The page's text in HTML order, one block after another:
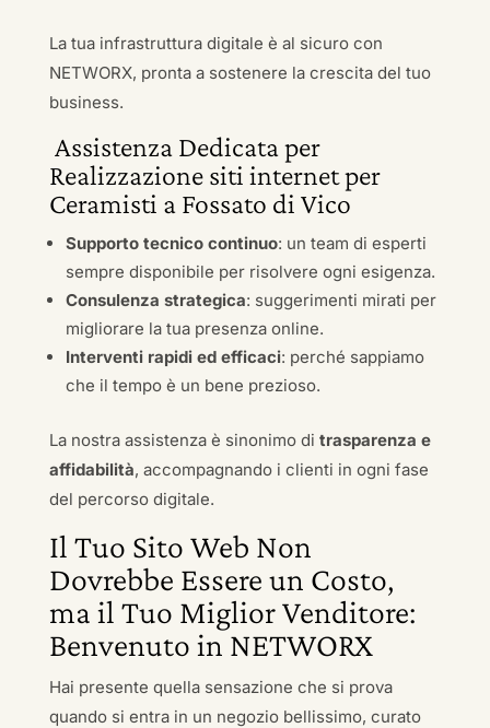
La tua infrastruttura digitale è al sicuro con
NETWORX, pronta a sostenere la crescita del tuo
business.
Assistenza Dedicata per
Realizzazione siti internet per
Ceramisti a Fossato di Vico
Supporto tecnico continuo: un team di esperti
sempre disponibile per risolvere ogni esigenza.
Consulenza strategica: suggerimenti mirati per
migliorare la tua presenza online.
Interventi rapidi ed efficaci: perché sappiamo
che il tempo è un bene prezioso.
La nostra assistenza è sinonimo di trasparenza e
affidabilità, accompagnando i clienti in ogni fase
del percorso digitale.
Il Tuo Sito Web Non
Dovrebbe Essere un Costo,
ma il Tuo Miglior Venditore:
Benvenuto in NETWORX
Hai presente quella sensazione che si prova
quando si entra in un negozio bellissimo, curato